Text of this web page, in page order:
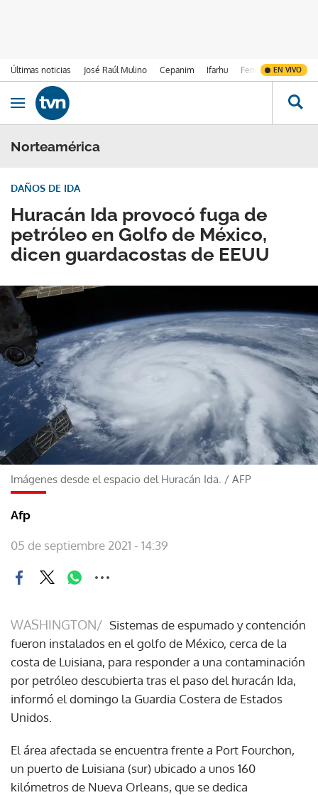
Últimas noticias José Raúl Mulino Cepanim Ifarhu Fenómeno de El
EN VIVO
Ir al contenido
Obrir navegació
Norteamérica
Huracán Ida provocó fuga de
petróleo en Golfo de México,
dicen guardacostas de EEUU
DAÑOS DE IDA
Imágenes desde el espacio del Huracán Ida. / AFP
Afp
05 de septiembre 2021 - 14:39
WASHINGTON/ Sistemas de espumado y contención
fueron instalados en el golfo de México, cerca de la
costa de Luisiana, para responder a una contaminación
por petróleo descubierta tras el paso del huracán Ida,
informó el domingo la Guardia Costera de Estados
Unidos.
El área afectada se encuentra frente a Port Fourchon,
un puerto de Luisiana (sur) ubicado a unos 160
kilómetros de Nueva Orleans, que se dedica